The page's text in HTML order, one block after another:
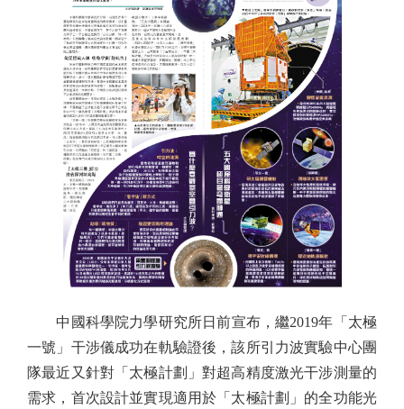
中國科學院力學研究所日前宣布，繼2019年「太極
一號」干涉儀成功在軌驗證後，該所引力波實驗中心團
隊最近又針對「太極計劃」對超高精度激光干涉測量的
需求，首次設計並實現適用於「太極計劃」的全功能光